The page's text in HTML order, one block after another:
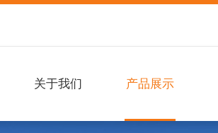
关于我们 产品展示